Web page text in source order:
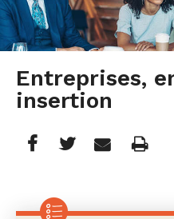
Entreprises,
insertion
Partager
page
Partager
page
Partager
page
